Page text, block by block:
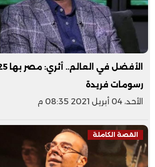
رسومات فريدة
الأحد، 04 أبريل 2021 08:35 م
القصة الكاملة